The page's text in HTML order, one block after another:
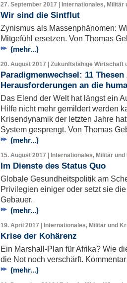
27. September 2017 | Internationales, Militär
Wir sind die Sintflut
Zynismus als Massenphänomen:
Mitgefühl ersetzen. Von Thomas
(mehr...)
20. August 2017 | Zukunftsfähige Wirtschaft
Paradigmenwechsel: 11
Herausforderungen an die
Das Elend der Welt hat längst ein
Hilfe nicht mehr gemildert werden
Krisendynamik der letzten Jahre
System gesprengt. Von Thomas
(mehr...)
15. August 2017 | Internationales, Militär und
Im Dienste des Status Quo
Globale Gesundheitspolitik am
Privilegien einiger oder setzt sie
Gebauer.
(mehr...)
19. April 2017 | Internationales, Militär und
Krise der Kohärenz
Ein Marshall-Plan für Afrika? Wie
die Not noch verschärft.
(mehr...)